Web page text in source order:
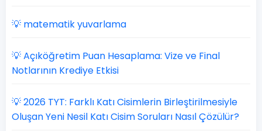
💡 matematik yuvarlama
💡 Açıköğretim Puan Hesaplama: Vize ve Final
Notlarının Krediye Etkisi
💡 2026 TYT: Farklı Katı Cisimlerin Birleştirilmesiyle
Oluşan Yeni Nesil Katı Cisim Soruları Nasıl Çözülür?